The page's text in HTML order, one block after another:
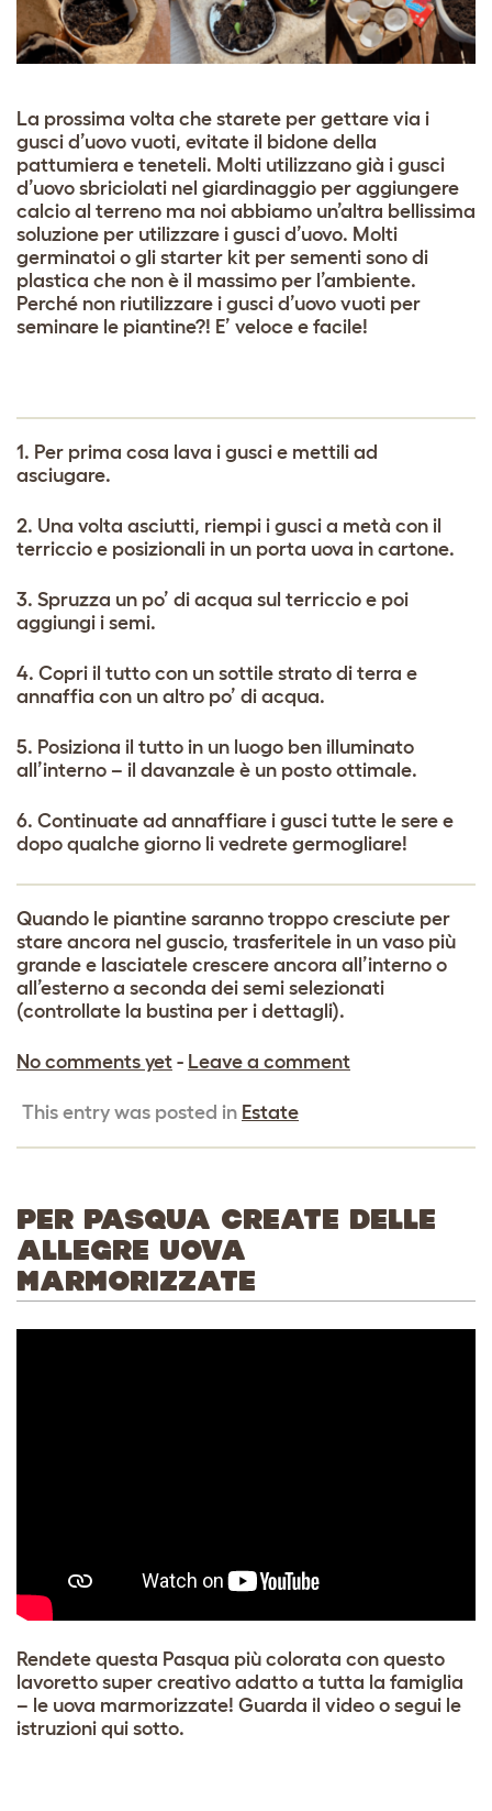
La prossima volta che starete per gettare via i
gusci d’uovo vuoti, evitate il bidone della
pattumiera e teneteli. Molti utilizzano già i gusci
d’uovo sbriciolati nel giardinaggio per aggiungere
calcio al terreno ma noi abbiamo un’altra bellissima
soluzione per utilizzare i gusci d’uovo. Molti
germinatoi o gli starter kit per sementi sono di
plastica che non è il massimo per l’ambiente.
Perché non riutilizzare i gusci d’uovo vuoti per
seminare le piantine?! E’ veloce e facile!
1. Per prima cosa lava i gusci e mettili ad
asciugare.
2. Una volta asciutti, riempi i gusci a metà con il
terriccio e posizionali in un porta uova in cartone.
3. Spruzza un po’ di acqua sul terriccio e poi
aggiungi i semi.
4. Copri il tutto con un sottile strato di terra e
annaffia con un altro po’ di acqua.
5. Posiziona il tutto in un luogo ben illuminato
all’interno – il davanzale è un posto ottimale.
6. Continuate ad annaffiare i gusci tutte le sere e
dopo qualche giorno li vedrete germogliare!
Quando le piantine saranno troppo cresciute per
stare ancora nel guscio, trasferitele in un vaso più
grande e lasciatele crescere ancora all’interno o
all’esterno a seconda dei semi selezionati
(controllate la bustina per i dettagli).
No comments yet - Leave a comment
This entry was posted in Estate
PER PASQUA CREATE DELLE
ALLEGRE UOVA
MARMORIZZATE
Rendete questa Pasqua più colorata con questo
lavoretto super creativo adatto a tutta la famiglia
– le uova marmorizzate! Guarda il video o segui le
istruzioni qui sotto.